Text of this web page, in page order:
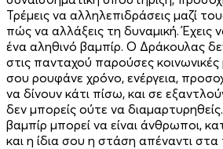
Τρέμεις να αλληλεπιδράσεις μαζί
πώς να αλλάξεις τη δυναμική. Έχεις
ένα αληθινό βαμπίρ. Ο Δράκουλας
στις πανταχού παρούσες
σου ρουφάνε χρόνο, ενέργεια,
να δίνουν κάτι πίσω, και σε
δεν μπορείς ούτε να
βαμπίρ μπορεί να είναι άνθρωποι,
και η ίδια σου η στάση απέναντι